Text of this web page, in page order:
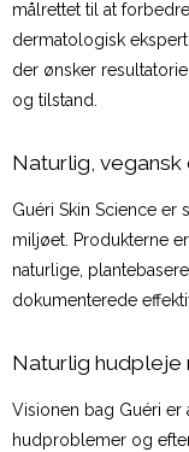
målrettet til at
dermatologisk
der ønsker
og tilstand.
Naturlig,
Guéri Skin Science
miljøet. Produkterne
naturlige,
dokumenterede
Naturlig hudpleje
Visionen bag Guéri er
hudproblemer og